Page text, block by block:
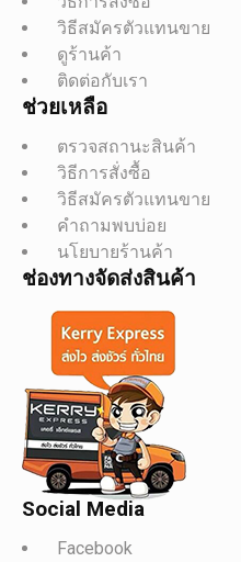
วิธีสมัครตัวแทนขาย
ดูร้านค้า
ติดต่อกับเรา
ช่วยเหลือ
ตรวจสถานะสินค้า
วิธีการสั่งซื้อ
วิธีสมัครตัวแทนขาย
คำถามพบบ่อย
นโยบายร้านค้า
ช่องทางจัดส่งสินค้า
Social Media
Facebook